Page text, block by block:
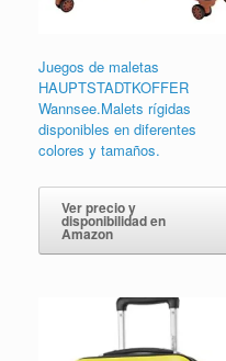
Juegos de maletas
HAUPTSTADTKOFFER
Wannsee.Malets rígidas
disponibles en diferentes
colores y tamaños.
Ver precio y
disponibilidad en
Amazon